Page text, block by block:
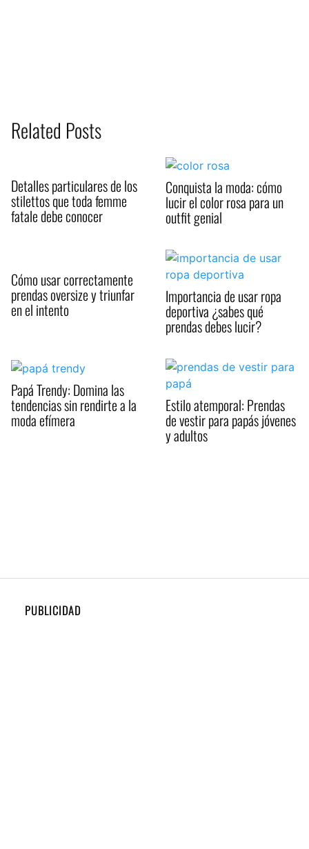
Related Posts
Detalles particulares de los
stilettos que toda femme
fatale debe conocer
Conquista la moda: cómo
lucir el color rosa para un
outfit genial
Cómo usar correctamente
prendas oversize y triunfar
en el intento
Importancia de usar ropa
deportiva ¿sabes qué
prendas debes lucir?
Papá Trendy: Domina las
tendencias sin rendirte a la
moda efímera
Estilo atemporal: Prendas
de vestir para papás jóvenes
y adultos
PUBLICIDAD